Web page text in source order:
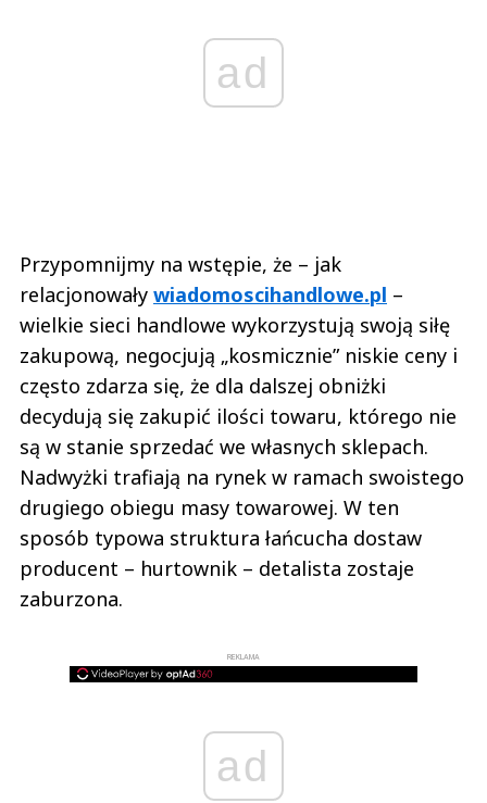
ad
Przypomnijmy na wstępie, że – jak
relacjonowały wiadomoscihandlowe.pl –
wielkie sieci handlowe wykorzystują swoją siłę
zakupową, negocjują „kosmicznie” niskie ceny i
często zdarza się, że dla dalszej obniżki
decydują się zakupić ilości towaru, którego nie
są w stanie sprzedać we własnych sklepach.
Nadwyżki trafiają na rynek w ramach swoistego
drugiego obiegu masy towarowej. W ten
sposób typowa struktura łańcucha dostaw
producent – hurtownik – detalista zostaje
zaburzona.
REKLAMA
ad